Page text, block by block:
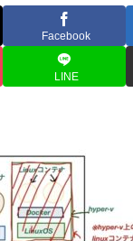
Facebook
LINE